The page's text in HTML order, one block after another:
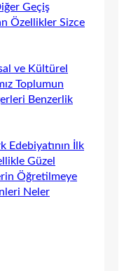
Geçiş
Özellikler Sizce
ve Kültürel
Toplumun
Benzerlik
Edebiyatının İlk
Güzel
Öğretilmeye
Neler